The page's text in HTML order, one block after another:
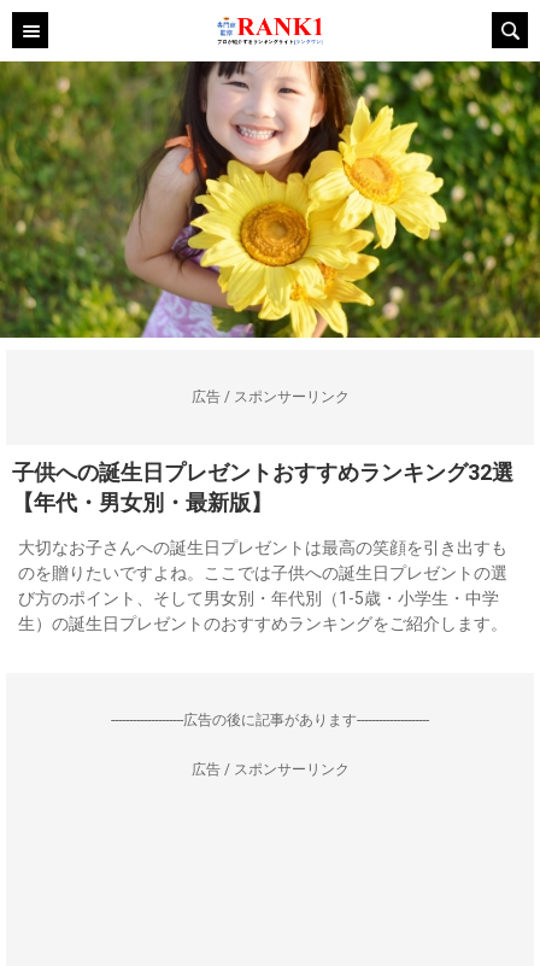
広告 / スポンサーリンク
子供への誕生日プレゼントおすすめランキング32選
【年代・男女別・最新版】
大切なお子さんへの誕生日プレゼントは最高の笑顔を引き出すも
のを贈りたいですよね。ここでは子供への誕生日プレゼントの選
び方のポイント、そして男女別・年代別（1-5歳・小学生・中学
生）の誕生日プレゼントのおすすめランキングをご紹介します。
--------------------広告の後に記事があります--------------------
広告 / スポンサーリンク